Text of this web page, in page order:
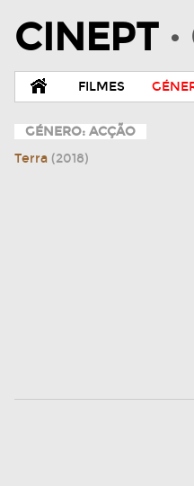
CINEPT
FILMES
GÉNERO: ACÇÃO
Terra (2018)